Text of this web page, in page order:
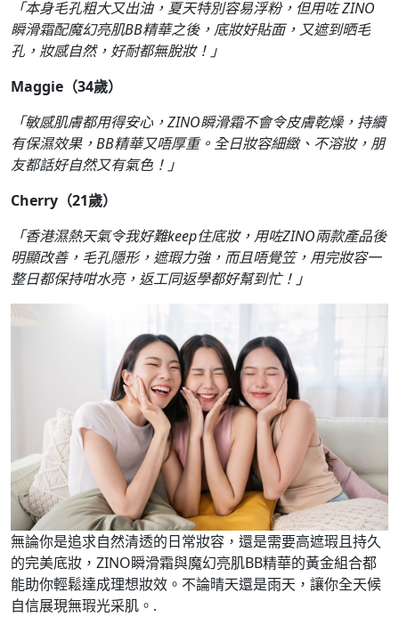
「本身毛孔粗大又出油，夏天特別容易浮粉，但用咗 ZINO
瞬滑霜配魔幻亮肌BB精華之後，底妝好貼面，又遮到晒毛
孔，妝感自然，好耐都無脫妝！」
Maggie（34歲）
「敏感肌膚都用得安心，ZINO瞬滑霜不會令皮膚乾燥，持續
有保濕效果，BB精華又唔厚重。全日妝容細緻、不溶妝，朋
友都話好自然又有氣色！」
Cherry（21歲）
「香港濕熱天氣令我好難keep住底妝，用咗ZINO兩款產品後
明顯改善，毛孔隱形，遮瑕力強，而且唔覺笠，用完妝容一
整日都保持咁水亮，返工同返學都好幫到忙！」
無論你是追求自然清透的日常妝容，還是需要高遮瑕且持久
的完美底妝，ZINO瞬滑霜與魔幻亮肌BB精華的黃金組合都
能助你輕鬆達成理想妝效。不論晴天還是雨天，讓你全天候
自信展現無瑕光采肌。.